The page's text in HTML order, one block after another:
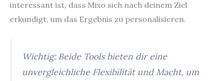
interessant ist, dass Mixo sich nach deinem Ziel
erkundigt, um das Ergebnis zu personalisieren.
Wichtig: Beide Tools bieten dir eine
unvergleichliche Flexibilität und Macht, um